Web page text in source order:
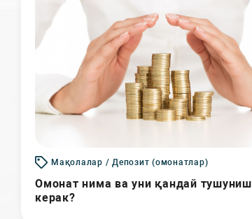
Мақолалар / Депозит (омонатлар)
Омонат нима ва уни қандай тушуниш
керак?